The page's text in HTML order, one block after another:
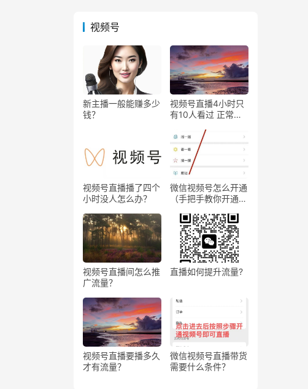
视频号
新主播一般能赚多少
钱？
视频号直播4小时只
有10人看过 正常
视频号直播播了四个
小时没人怎么办？
微信视频号怎么开通
（手把手教你开通微
视频号直播间怎么推
广流量？
直播如何提升流量?
视频号直播要播多久
才有流量？
微信视频号直播带货
需要什么条件？